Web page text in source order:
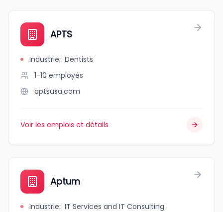
APTS
Industrie: Dentists
1-10 employés
aptsusa.com
Voir les emplois et détails
Aptum
Industrie: IT Services and IT Consulting